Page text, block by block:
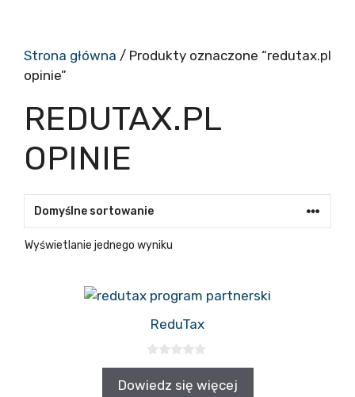
Strona główna / Produkty oznaczone “redutax.pl
opinie”
REDUTAX.PL
OPINIE
Wyświetlanie jednego wyniku
ReduTax
0
5
Dowiedz się więcej